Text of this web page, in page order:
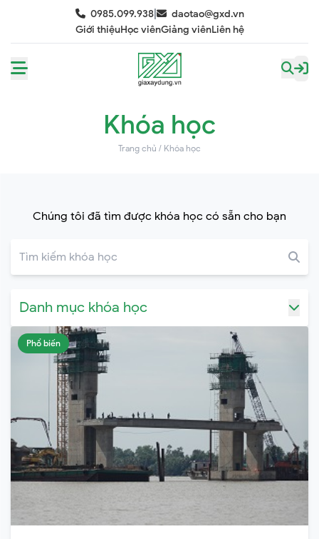
0985.099.938|
daotao@gxd.vn
Giới thiệuHọc viênGiảng viênLiên hệ
Khóa học
Trang chủ / Khóa học
Chúng tôi đã tìm được khóa học có sẵn cho bạn
Danh mục khóa học
Phổ biến